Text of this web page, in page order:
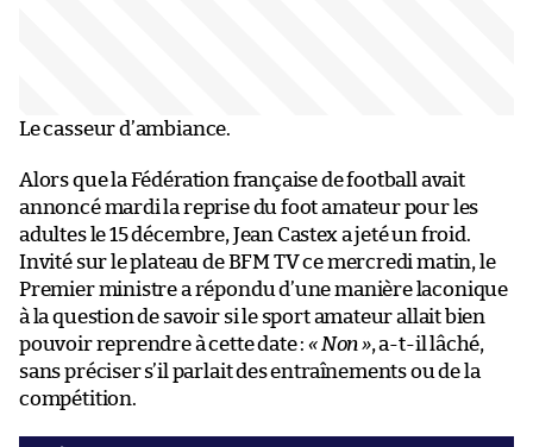
Le casseur d’ambiance.
Alors que la Fédération française de football avait
annoncé mardi la reprise du foot amateur pour les
adultes le 15 décembre, Jean Castex a jeté un froid.
Invité sur le plateau de BFM TV ce mercredi matin, le
Premier ministre a répondu d’une manière laconique
à la question de savoir si le sport amateur allait bien
pouvoir reprendre à cette date :« Non », a-t-il lâché,
sans préciser s’il parlait des entraînements ou de la
compétition.